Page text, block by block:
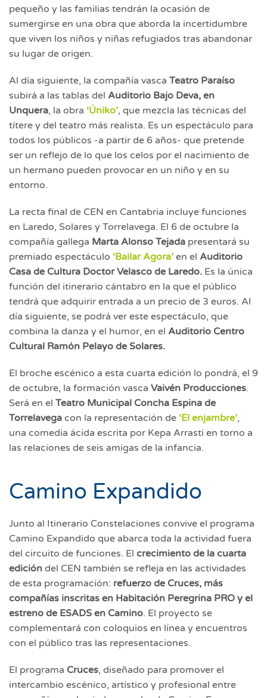
pequeño y las familias tendrán la ocasión de
sumergirse en una obra que aborda la incertidumbre
que viven los niños y niñas refugiados tras abandonar
su lugar de origen.
Al día siguiente, la compañía vasca Teatro Paraíso
subirá a las tablas del Auditorio Bajo Deva, en
Unquera, la obra ‘Úniko’, que mezcla las técnicas del
títere y del teatro más realista. Es un espectáculo para
todos los públicos -a partir de 6 años- que pretende
ser un reflejo de lo que los celos por el nacimiento de
un hermano pueden provocar en un niño y en su
entorno.
La recta final de CEN en Cantabria incluye funciones
en Laredo, Solares y Torrelavega. El 6 de octubre la
compañía gallega Marta Alonso Tejada presentará su
premiado espectáculo ‘Bailar Agora’ en el Auditorio
Casa de Cultura Doctor Velasco de Laredo. Es la única
función del itinerario cántabro en la que el público
tendrá que adquirir entrada a un precio de 3 euros. Al
día siguiente, se podrá ver este espectáculo, que
combina la danza y el humor, en el Auditorio Centro
Cultural Ramón Pelayo de Solares.
El broche escénico a esta cuarta edición lo pondrá, el 9
de octubre, la formación vasca Vaivén Producciones.
Será en el Teatro Municipal Concha Espina de
Torrelavega con la representación de ‘El enjambre’,
una comedia ácida escrita por Kepa Arrasti en torno a
las relaciones de seis amigas de la infancia.
Camino Expandido
Junto al Itinerario Constelaciones convive el programa
Camino Expandido que abarca toda la actividad fuera
del circuito de funciones. El crecimiento de la cuarta
edición del CEN también se refleja en las actividades
de esta programación: refuerzo de Cruces, más
compañías inscritas en Habitación Peregrina PRO y el
estreno de ESADS en Camino. El proyecto se
complementará con coloquios en línea y encuentros
con el público tras las representaciones.
El programa Cruces, diseñado para promover el
intercambio escénico, artístico y profesional entre